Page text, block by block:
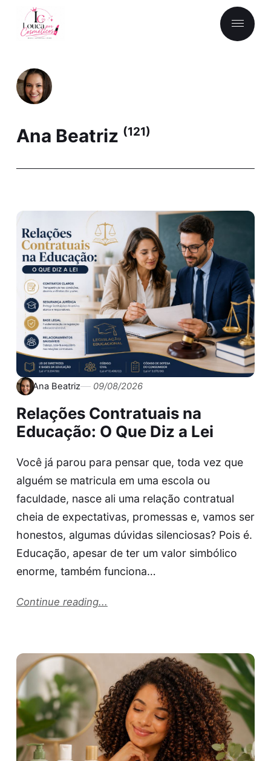
Ana Beatriz (121)
Ana Beatriz 09/08/2026
Relações Contratuais na
Educação: O Que Diz a Lei
Você já parou para pensar que, toda vez que
alguém se matricula em uma escola ou
faculdade, nasce ali uma relação contratual
cheia de expectativas, promessas e, vamos ser
honestos, algumas dúvidas silenciosas? Pois é.
Educação, apesar de ter um valor simbólico
enorme, também funciona…
Continue reading...